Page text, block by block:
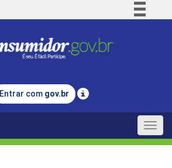
Comunica BR
Legislação
Entrar com gov.br
Toggle